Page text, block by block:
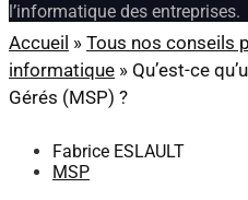
l’informatique des entreprises.
Accueil » Tous nos conseils
informatique » Qu’est-ce
Gérés (MSP) ?
Fabrice ESLAULT
MSP